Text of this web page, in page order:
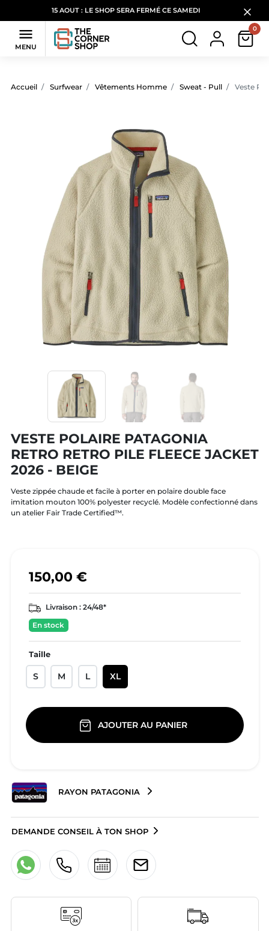
15 AOUT : LE SHOP SERA FERMÉ CE SAMEDI

MENU
0
Accueil Surfwear Vêtements Homme Sweat - Pull Veste
VESTE POLAIRE PATAGONIA
RETRO RETRO PILE FLEECE JACKET
2026 - BEIGE
Veste zippée chaude et facile à porter en polaire double face
imitation mouton 100% polyester recyclé. Modèle confectionné dans
un atelier Fair Trade Certified™.
150,00 €
Livraison : 24/48*
En stock
Taille
S M L XL
AJOUTER AU PANIER
RAYON PATAGONIA
DEMANDE CONSEIL À TON SHOP